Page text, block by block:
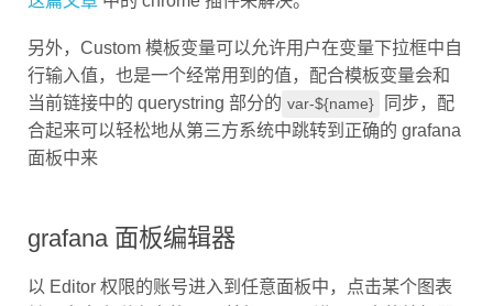
另外，Custom 模板变量可以允许用户在变量下拉框中自
行输入值，也是一个经常用到的值，配合模板变量会和
当前链接中的 querystring 部分的 var-${name} 同步，配
合起来可以轻松地从第三方系统中跳转到正确的 grafana
面板中来
grafana 面板编辑器
以 Editor 权限的账号进入到任意面板中，点击某个图表